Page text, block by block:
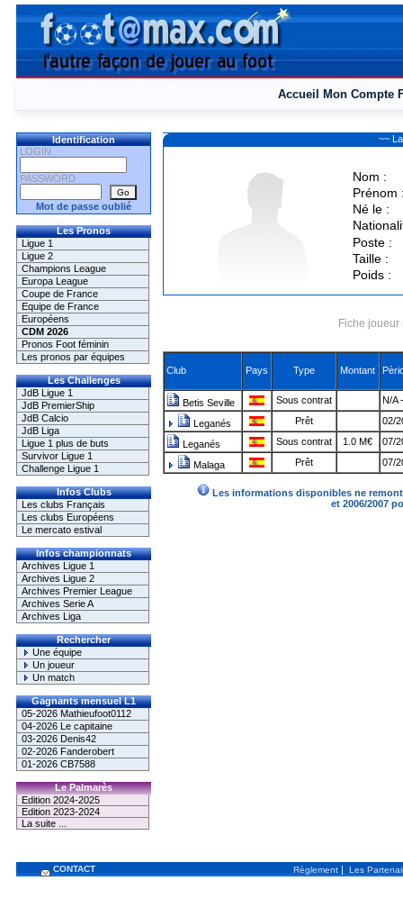
Accueil Mon Compte
Identification
LOGIN
PASSWORD
Mot de passe oublié
Les Pronos
Ligue 1
Ligue 2
Champions League
Europa League
Coupe de France
Equipe de France
Européens
CDM 2026
Pronos Foot féminin
Les pronos par équipes
Les Challenges
JdB Ligue 1
JdB PremierShip
JdB Calcio
JdB Liga
Ligue 1 plus de buts
Survivor Ligue 1
Challenge Ligue 1
Infos Clubs
Les clubs Français
Les clubs Européens
Le mercato estival
Infos championnats
Archives Ligue 1
Archives Ligue 2
Archives Premier League
Archives Serie A
Archives Liga
Rechercher
Une équipe
Un joueur
Un match
Gagnants mensuel L1
05-2026 Mathieufoot0112
04-2026 Le capitaine
03-2026 Denis42
02-2026 Fanderobert
01-2026 CB7588
Le Palmarès
Edition 2024-2025
Edition 2023-2024
La suite ...
~~
Nom :
Prénom
Né le :
Poste :
Taille :
Poids :
Fiche
Club Pays Type Montant
Betis Seville Sous contrat N/A
Leganés Prêt 02/
Leganés Sous contrat 1.0 M€ 07/
Malaga Prêt 07/
Les informations disponibles ne
et 2006/2007
CONTACT Règlement | Les